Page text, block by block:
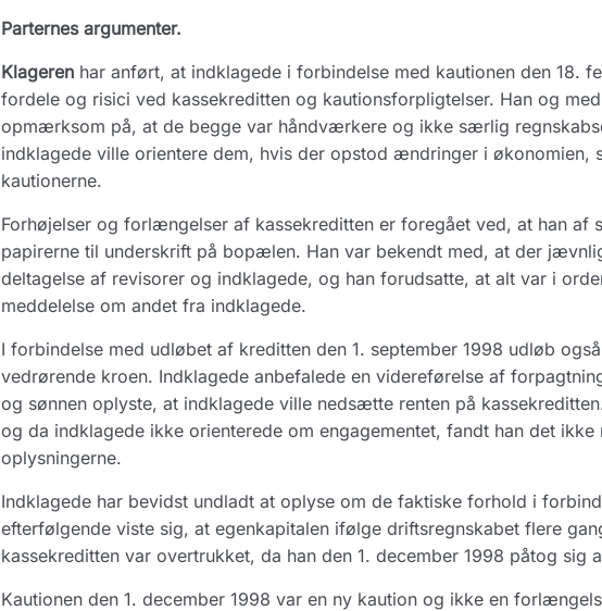
Parternes argumenter.
Klagerenhar anført, at indklagede i forbindelse med kautionen den 18.
fordele og risici ved kassekreditten og kautionsforpligtelser. Han og
opmærksom på, at de begge var håndværkere og ikke særlig
indklagede ville orientere dem, hvis der opstod ændringer i økonomien,
kautionerne.
Forhøjelser og forlængelser af kassekreditten er foregået ved, at han af
papirerne til underskrift på bopælen. Han var bekendt med, at der
deltagelse af revisorer og indklagede, og han forudsatte, at alt var i
meddelelse om andet fra indklagede.
I forbindelse med udløbet af kreditten den 1. september 1998 udløb
vedrørende kroen. Indklagede anbefalede en videreførelse af
og sønnen oplyste, at indklagede ville nedsætte renten på
og da indklagede ikke orienterede om engagementet, fandt han det
oplysningerne.
Indklagede har bevidst undladt at oplyse om de faktiske forhold i
efterfølgende viste sig, at egenkapitalen ifølge driftsregnskabet flere
kassekreditten var overtrukket, da han den 1. december 1998 påtog sig
Kautionen den 1. december 1998 var en ny kaution og ikke en